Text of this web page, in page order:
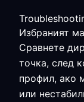
Избраният
Сравнете
точка, след
профил, ако
или